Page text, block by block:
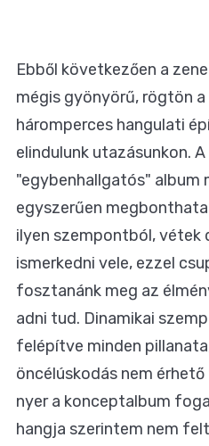
Ebből következően a
mégis gyönyörű, rögtön
háromperces hangulati
elindulunk utazásunkon. A
"egybenhallgatós" album
egyszerűen
ilyen szempontból, vétek
ismerkedni vele, ezzel
fosztanánk meg az
adni tud. Dinamikai
felépítve minden
öncélúskodás nem
nyer a konceptalbum
hangja szerintem nem